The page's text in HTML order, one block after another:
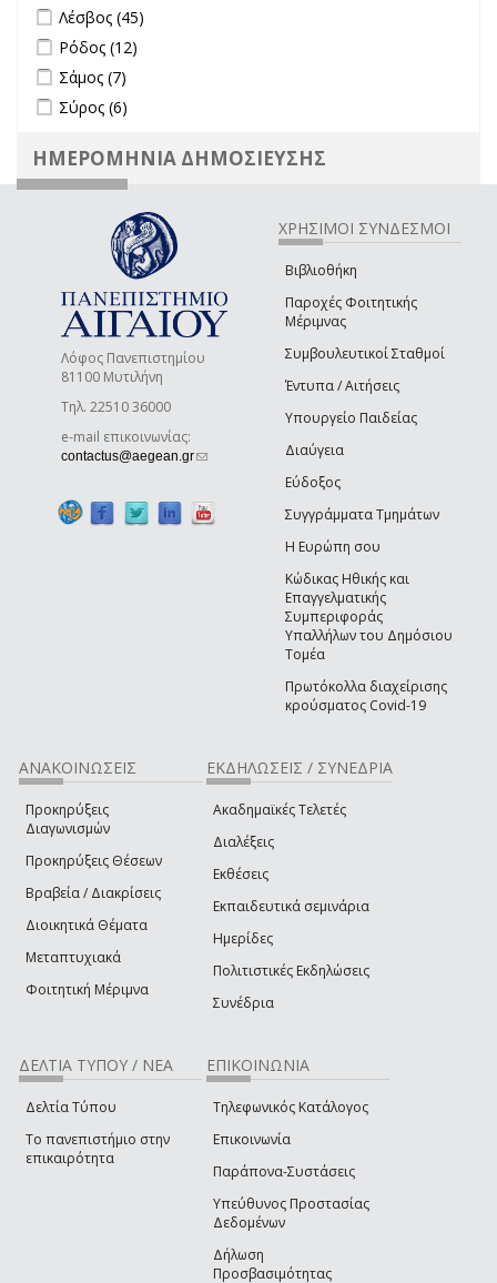
Apply Λέσβος filter
Λέσβος (45)
Apply Ρόδος filter
Ρόδος (12)
Apply Σάμος filter
Σάμος (7)
Apply Σύρος filter
Σύρος (6)
ΗΜΕΡΟΜΗΝΙΑ ΔΗΜΟΣΙΕΥΣΗΣ
Λόφος Πανεπιστημίου
81100 Μυτιλήνη
Τηλ. 22510 36000
e-mail επικοινωνίας:
contactus@aegean.gr(link sends e-mail)
ΧΡΗΣΙΜΟΙ ΣΥΝΔΕΣΜΟΙ
Βιβλιοθήκη
Παροχές Φοιτητικής
Μέριμνας
Συμβουλευτικοί Σταθμοί
Έντυπα / Αιτήσεις
Υπουργείο Παιδείας
Διαύγεια
Εύδοξος
Συγγράμματα Τμημάτων
Η Ευρώπη σου
Κώδικας Ηθικής και
Επαγγελματικής
Συμπεριφοράς
Υπαλλήλων του Δημόσιου
Τομέα
Πρωτόκολλα διαχείρισης
κρούσματος Covid-19
ΑΝΑΚΟΙΝΩΣΕΙΣ
Προκηρύξεις
Διαγωνισμών
Προκηρύξεις Θέσεων
Βραβεία / Διακρίσεις
Διοικητικά Θέματα
Μεταπτυχιακά
Φοιτητική Μέριμνα
ΕΚΔΗΛΩΣΕΙΣ / ΣΥΝΕΔΡΙΑ
Ακαδημαϊκές Τελετές
Διαλέξεις
Εκθέσεις
Εκπαιδευτικά σεμινάρια
Ημερίδες
Πολιτιστικές Εκδηλώσεις
Συνέδρια
ΔΕΛΤΙΑ ΤΥΠΟΥ / ΝΕΑ
Δελτία Τύπου
Το πανεπιστήμιο στην
επικαιρότητα
ΕΠΙΚΟΙΝΩΝΙΑ
Τηλεφωνικός Κατάλογος
Επικοινωνία
Παράπονα-Συστάσεις
Υπεύθυνος Προστασίας
Δεδομένων
Δήλωση
Προσβασιμότητας